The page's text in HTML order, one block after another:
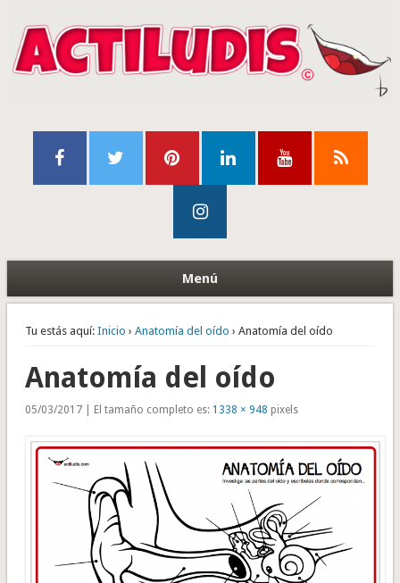
Menú
Tu estás aquí: Inicio › Anatomía del oído › Anatomía del oído
Anatomía del oído
05/03/2017 | El tamaño completo es: 1338 × 948 pixels